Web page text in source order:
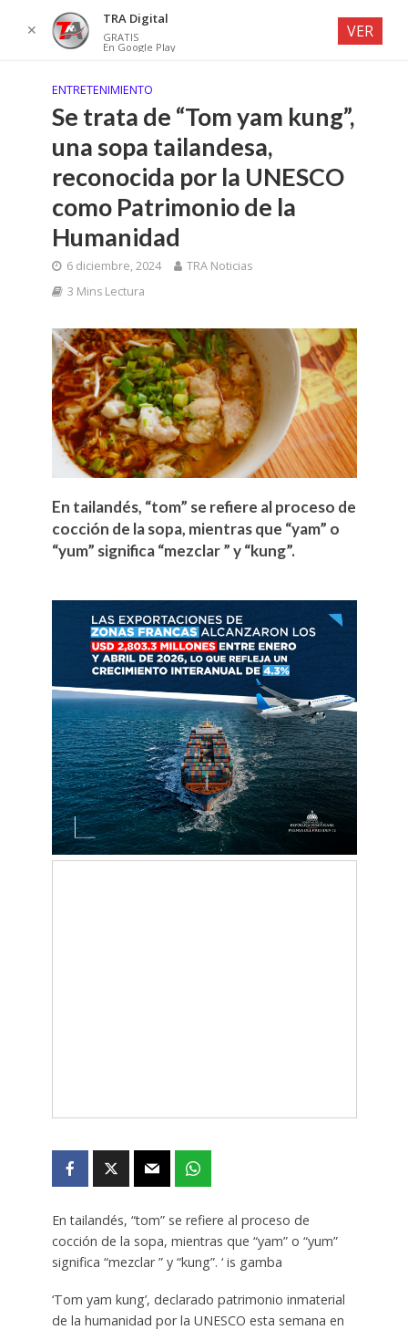
ENTRETENIMIENTO
Se trata de “Tom yam kung”,
una sopa tailandesa,
reconocida por la UNESCO
como Patrimonio de la
Humanidad
6 diciembre, 2024
TRA Noticias
3 Mins Lectura
En tailandés, “tom” se refiere al proceso de
cocción de la sopa, mientras que “yam” o
“yum” significa “mezclar ” y “kung”.
En tailandés, “tom” se refiere al proceso de
cocción de la sopa, mientras que “yam” o “yum”
significa “mezclar ” y “kung”. ‘ is gamba
‘Tom yam kung’, declarado patrimonio inmaterial
de la humanidad por la UNESCO esta semana en
✕
TRA Digital
GRATIS
En Google Play
VER